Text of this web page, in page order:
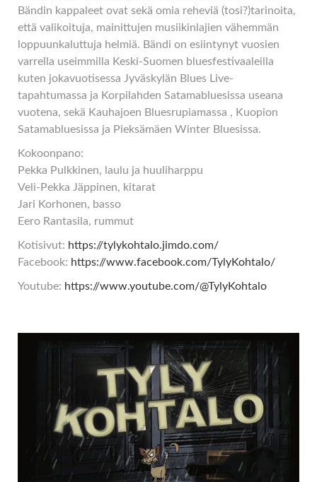
Bändin kappaleet ovat sekä omia reheviä (tosi?)tarinoita,
että valikoituja, mainittujen musiikinlajien vähemmän
loppuunkaluttuja helmiä. Bändi on esiintynyt vuosien
varrella useimmilla Keski-Suomen bluesfestivaaleilla
kuten jokavuotisessa Jyväskylän Blues Live-
tapahtumassa ja Korpilahden Satamabluesissa useana
vuotena, sekä Kauhajoen Bluesrupiamassa , Kuopion
Satamabluesissa ja Pieksämäen Winter Bluesissa.
Kokoonpano:
Pekka Pulkkinen, laulu ja huuliharppu
Veli-Pekka Jäppinen, kitarat
Jari Korhonen, basso
Eero Rantasila, rummut
Kotisivut: https://tylykohtalo.jimdo.com/
Facebook: https://www.facebook.com/TylyKohtalo/
Youtube: https://www.youtube.com/@TylyKohtalo